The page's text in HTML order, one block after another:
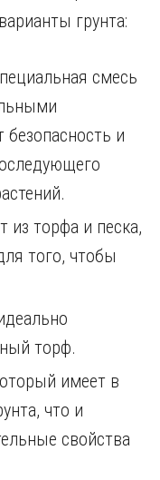
грунта:
смесь
и
из торфа и песка,
того, чтобы
торф.
имеет в
что и
свойства